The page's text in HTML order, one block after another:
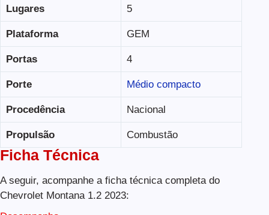
Lugares 5
Plataforma GEM
Portas 4
Porte Médio compacto
Procedência Nacional
Propulsão Combustão
Ficha Técnica
A seguir, acompanhe a ficha técnica completa do
Chevrolet Montana 1.2 2023: